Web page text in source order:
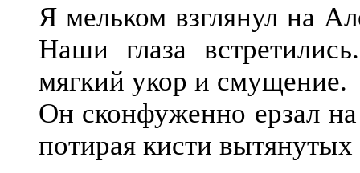
Я мельком взглянул на
Наши глаза
мягкий укор и смущение.
Он сконфуженно ерзал
потирая кисти вытянутых